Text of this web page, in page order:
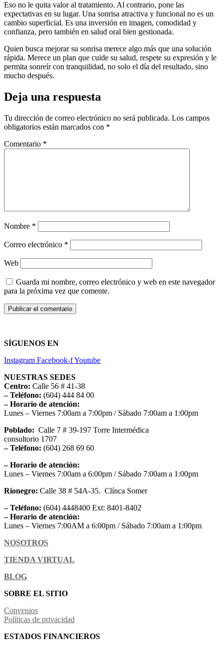
Eso no le quita valor al tratamiento. Al contrario, pone las
expectativas en su lugar. Una sonrisa atractiva y funcional no es un
cambio superficial. Es una inversión en imagen, comodidad y
confianza, pero también en salud oral bien gestionada.
Quien busca mejorar su sonrisa merece algo más que una solución
rápida. Merece un plan que cuide su salud, respete su expresión y le
permita sonreír con tranquilidad, no solo el día del resultado, sino
mucho después.
Deja una respuesta
Tu dirección de correo electrónico no será publicada. Los campos
obligatorios están marcados con *
Comentario *
Nombre *
Correo electrónico *
Web
Guarda mi nombre, correo electrónico y web en este navegador
para la próxima vez que comente.
SÍGUENOS EN
Instagram Facebook-fYoutube
NUESTRAS SEDES
Centro: Calle 56 # 41-38
– Teléfono: (604) 444 84 00
– Horario de atención:
Lunes – Viernes 7:00am a 7:00pm / Sábado 7:00am a 1:00pm
Poblado: Calle 7 # 39-197 Torre Intermédica
consultorio 1707
– Teléfono: (604) 268 69 60
– Horario de atención:
Lunes – Viernes 7:00am a 6:00pm / Sábado 7:00am a 1:00pm
Rionegro: Calle 38 # 54A-35. Clínca Somer
– Teléfono: (604) 4448400 Ext: 8401-8402
– Horario de atención:
Lunes – Viernes 7:00AM a 6:00pm / Sábado 7:00am a 1:00pm
NOSOTROS
TIENDA VIRTUAL
BLOG
SOBRE EL SITIO
Convenios
Políticas de privacidad
ESTADOS FINANCIEROS